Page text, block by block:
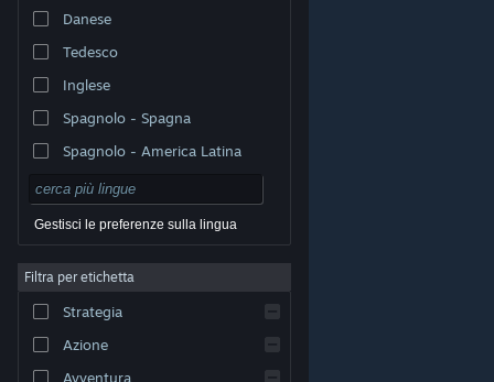
appartengono ai rispettivi proprietari negli Stati Uniti e
legali|
Steam| Rimborsi|
Danese
Tedesco
Inglese
Spagnolo - Spagna
Spagnolo - America Latina
Gestisci le preferenze sulla lingua
Filtra per etichetta
Strategia
Azione
Avventura